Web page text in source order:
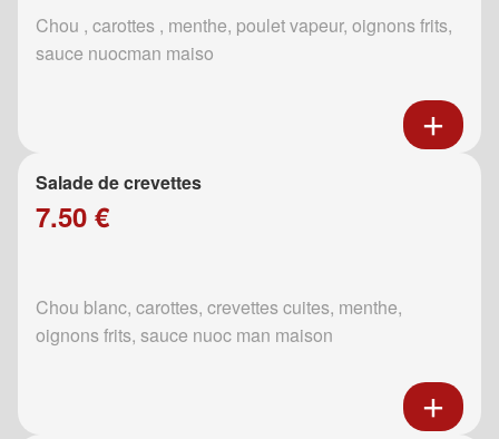
Chou , carottes , menthe, poulet vapeur, oignons frits,
sauce nuocman maiso
Salade de crevettes
7.50 €
Chou blanc, carottes, crevettes cuites, menthe,
oignons frits, sauce nuoc man maison